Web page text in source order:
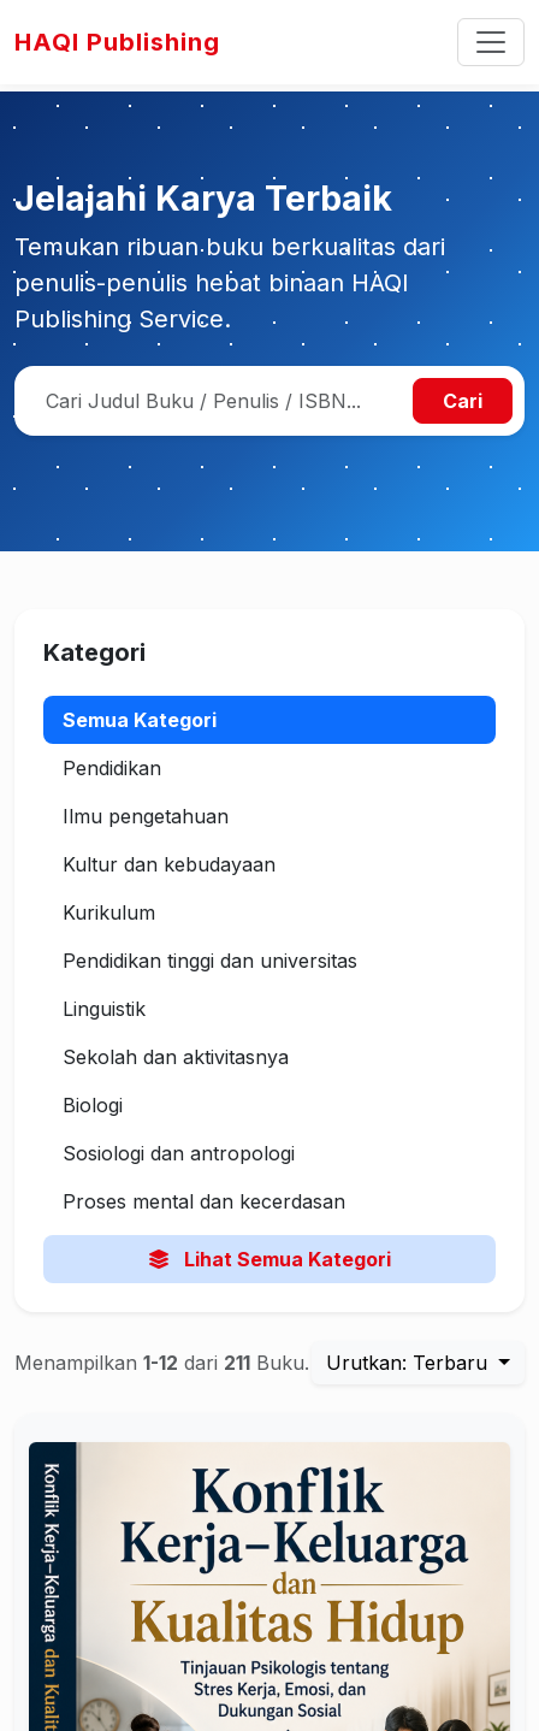
HAQI Publishing
Jelajahi Karya Terbaik
Temukan ribuan buku berkualitas dari
penulis-penulis hebat binaan HAQI
Publishing Service.
Cari
Kategori
Semua Kategori
Pendidikan
Ilmu pengetahuan
Kultur dan kebudayaan
Kurikulum
Pendidikan tinggi dan universitas
Linguistik
Sekolah dan aktivitasnya
Biologi
Sosiologi dan antropologi
Proses mental dan kecerdasan
Lihat Semua Kategori
Menampilkan 1-12 dari 211 Buku. Urutkan: Terbaru